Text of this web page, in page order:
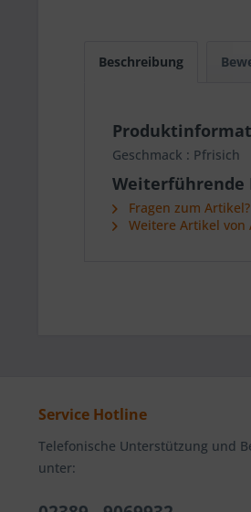
Beschreibung
Geschmack : Pfrisich
Weiterführende
Fragen zum Artikel?
Weitere Artikel von
Service Hotline
Telefonische Unterstützung und
unter: